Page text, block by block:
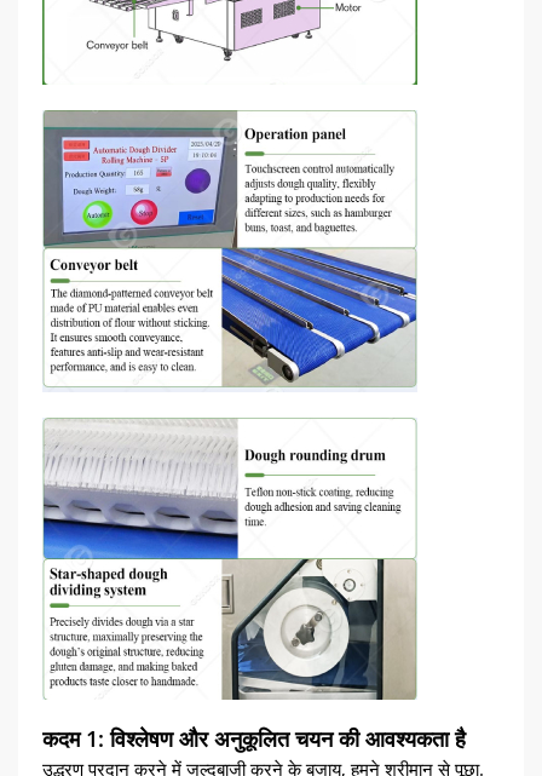
कदम 1: विश्लेषण और अनुकूलित चयन की आवश्यकता है
उद्धरण प्रदान करने में जल्दबाजी करने के बजाय, हमने श्रीमान से पूछा.